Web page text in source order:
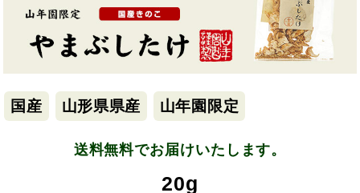
国産 山形県県産 山年園限定
送料無料でお届けいたします。
20g